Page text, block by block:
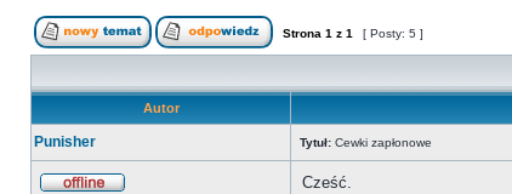
Strona 1 z 1 [ Posty: 5 ]
Autor
Punisher Tytuł: Cewki zapłonowe
Cześć.